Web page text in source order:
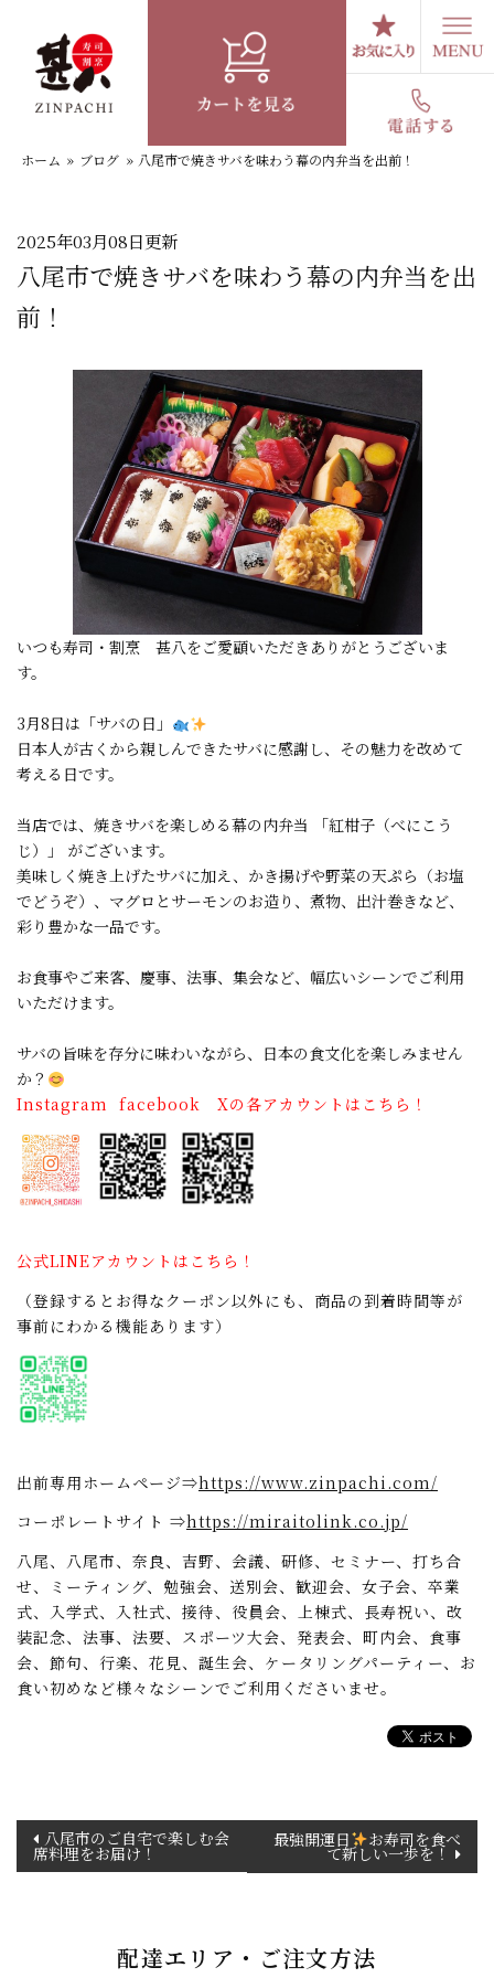
スタッフブログ
ホーム » ブログ » 八尾市で焼きサバを味わう幕の内弁当を出前！
2025年03月08日更新
八尾市で焼きサバを味わう幕の内弁当を出
前！
いつも寿司・割烹 甚八をご愛顧いただきありがとうございま
す。
3月8日は「サバの日」
日本人が古くから親しんできたサバに感謝し、その魅力を改めて
考える日です。
当店では、焼きサバを楽しめる幕の内弁当 「紅柑子（べにこう
じ）」 がございます。
美味しく焼き上げたサバに加え、かき揚げや野菜の天ぷら（お塩
でどうぞ）、マグロとサーモンのお造り、煮物、出汁巻きなど、
彩り豊かな一品です。
お食事やご来客、慶事、法事、集会など、幅広いシーンでご利用
いただけます。
サバの旨味を存分に味わいながら、日本の食文化を楽しみません
か？
Instagram facebook Xの各アカウントはこちら！
公式LINEアカウントはこちら！
（登録するとお得なクーポン以外にも、商品の到着時間等が
事前にわかる機能あります）
出前専用ホームページ⇒https://www.zinpachi.com/
コーポレートサイト ⇒https://miraitolink.co.jp/
八尾、八尾市、奈良、吉野、会議、研修、セミナー、打ち合
せ、ミーティング、勉強会、送別会、歓迎会、女子会、卒業
式、入学式、入社式、接待、役員会、上棟式、長寿祝い、改
装記念、法事、法要、スポーツ大会、発表会、町内会、食事
会、節句、行楽、花見、誕生会、ケータリングパーティー、お
食い初めなど様々なシーンでご利用くださいませ。
八尾市のご自宅で楽しむ会
席料理をお届け！
最強開運日 お寿司を食べ
て新しい一歩を！
配達エリア・ご注文方法